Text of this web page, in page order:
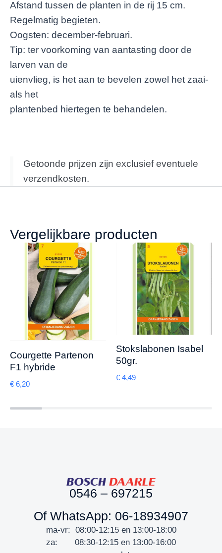
Afstand tussen de planten in de rij 15 cm.
Regelmatig begieten.
Oogsten: december-februari.
Tip: ter voorkoming van aantasting door de
larven van de
uienvlieg, is het aan te bevelen zowel het zaai-
als het
plantenbed hiertegen te behandelen.
Getoonde prijzen zijn exclusief eventuele
verzendkosten.
Vergelijkbare producten
Courgette Partenon
F1 hybride
€ 6,20
Stokslabonen Isabel
50gr.
€ 4,49
0546 – 697215
Of WhatsApp: 06-18934907
ma-vr: 08:00-12:15 en 13:00-18:00
za: 08:30-12:15 en 13:00-16:00